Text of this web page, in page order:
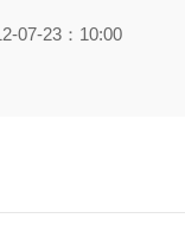
07-23：10:00